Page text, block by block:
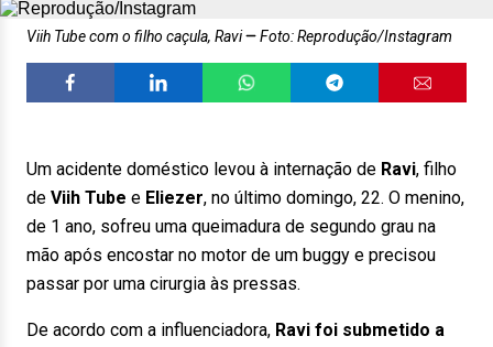
Viih Tube com o filho caçula, Ravi Foto: Reprodução/Instagram
Um acidente doméstico levou à internação de Ravi, filho
de Viih Tube e Eliezer, no último domingo, 22. O menino,
de 1 ano, sofreu uma queimadura de segundo grau na
mão após encostar no motor de um buggy e precisou
passar por uma cirurgia às pressas.
De acordo com a influenciadora, Ravi foi submetido a